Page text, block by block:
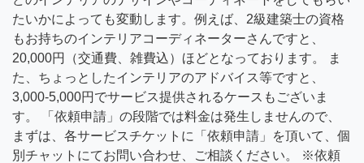
たいかによっても変動します。例えば、2級建築士の資格
もお持ちのインテリアコーディネーターさんですと、
20,000円（交通費、雑費込）ほどとなっております。 ま
た、ちょっとしたインテリアのアドバイス等ですと、
3,000-5,000円でサービス提供されるケースもございま
す。 「依頼申請」の段階では料金は発生しませんので、
まずは、各サービスチケットに「依頼申請」を頂いて、個
別チャットにてお問い合わせ、ご相談ください。 ※依頼